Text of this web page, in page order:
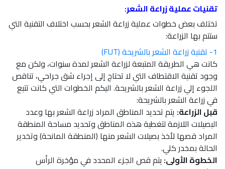
تقنيات عملية زراعة الشعر:
تختلف بعض خطوات عملية زراعة الشعر بحسب اختلاف التقنية التي
ستتم بها الزراعة:
1- تقنية زراعة الشعر بالشريحة (FUT)
كانت هي الطريقة المتبعة لزراعة الشعر لمدة سنوات، ولكن مع
وجود تقنية الاقتطاف التي لا تحتاج إلى إجراء شق جراحي، تناقص
اللجوء إلي زراعة الشعر بالشريحة. اليكم الخطوات التي كانت تتبع
في زراعة الشعر بالشريحة:
قبل الزراعة: يتم تحديد المناطق المراد زراعة الشعر بها وعدد
البصيلات اللازمة لتغطية هذه المناطق وتحديد مساحة المنطقة
المراد قصها لأخذ بصيلات الشعر منها (المنطقة المانحة) وتخدير
الحالة بمخدر كلي.
الخطوة الأولى: يتم قص الجزء المحدد في مؤخرة الرأس